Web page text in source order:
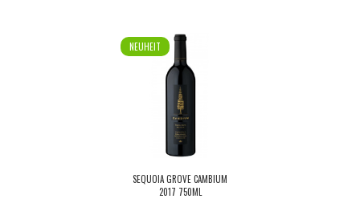
NEUHEIT
SEQUOIA GROVE CAMBIUM
2017 750ML